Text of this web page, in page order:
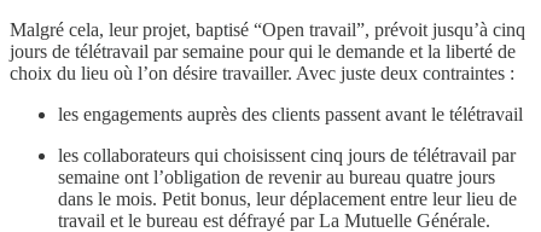
Malgré cela, leur projet, baptisé “Open travail”, prévoit jusqu’à cinq
jours de télétravail par semaine pour qui le demande et la liberté de
choix du lieu où l’on désire travailler. Avec juste deux contraintes :
les engagements auprès des clients passent avant le télétravail
les collaborateurs qui choisissent cinq jours de télétravail par
semaine ont l’obligation de revenir au bureau quatre jours
dans le mois. Petit bonus, leur déplacement entre leur lieu de
travail et le bureau est défrayé par La Mutuelle Générale.